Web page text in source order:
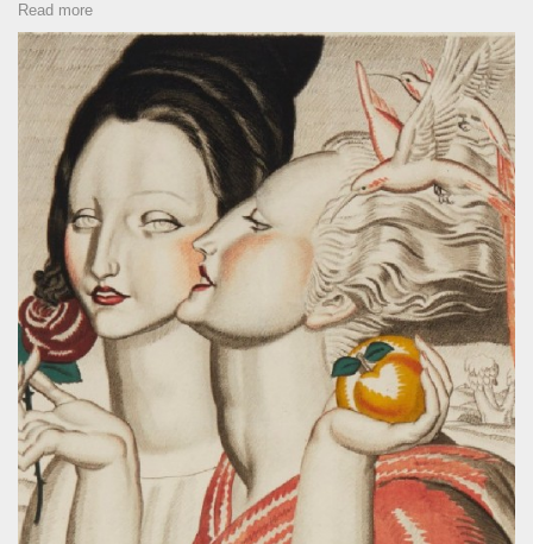
Read more